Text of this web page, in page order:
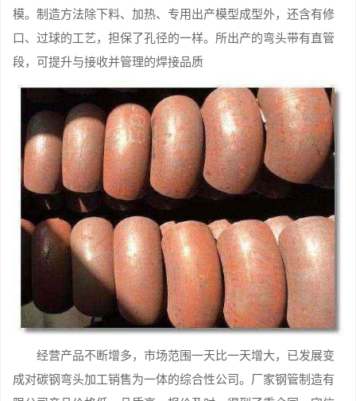
模。制造方法除下料、加热、专用出产模型成型外，还含有修
口、过球的工艺，担保了孔径的一样。所出产的弯头带有直管
段，可提升与接收并管理的焊接品质
经营产品不断增多，市场范围一天比一天增大，已发展变
成对碳钢弯头加工销售为一体的综合性公司。厂家钢管制造有